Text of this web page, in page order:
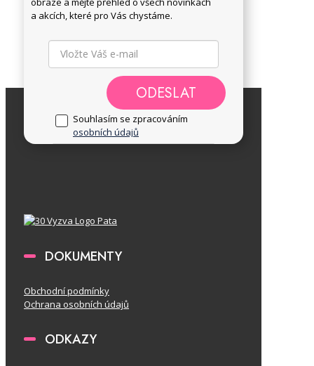
a akcích, které pro Vás chystáme.
ODESLAT
Souhlasím se zpracováním
osobních údajů
DOKUMENTY
Obchodní podmínky
Ochrana osobních údajů
ODKAZY